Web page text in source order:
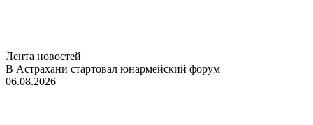
Лента новостей
В Астрахани стартовал юнармейский форум
06.08.2026